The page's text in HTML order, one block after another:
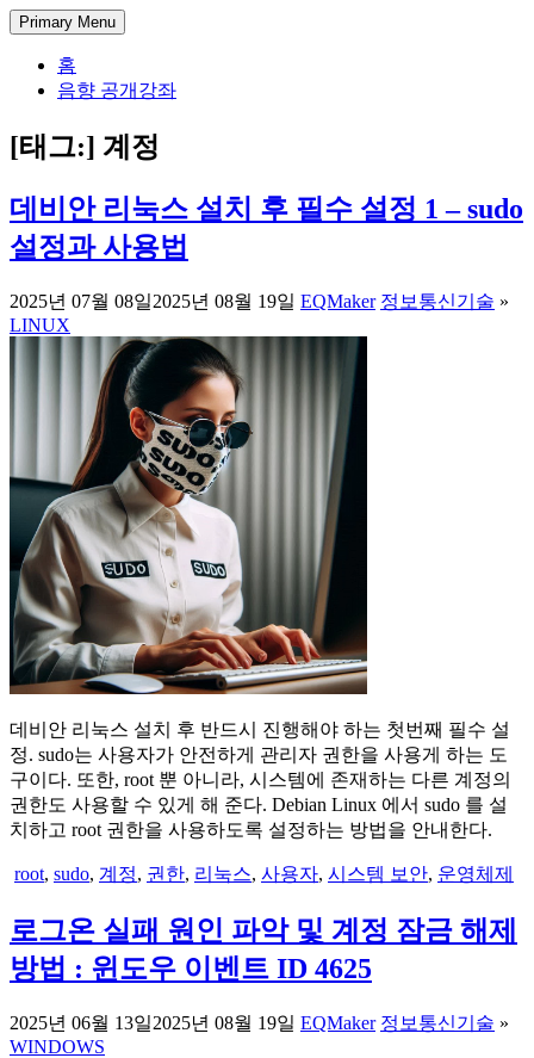
Skip
to
content
DectENG – 교양있는 엔지니어
1998년부터 한 길만 걸어온 미디어 엔지니어의 기술 블로그. 아
까지, 실무에서 사용되는 방송과 통신 그리고 정보 기술에 대한
경험과 가이드를 공유합니다.
Primary Menu
홈
음향 공개강좌
[태그:] 계정
데비안 리눅스 설치 후 필수 설정 1 – sudo
설정과 사용법
2025년 07월 08일2025년 08월 19일 EQMaker 정보통신기술 »
LINUX
데비안 리눅스 설치 후 반드시 진행해야 하는 첫번째 필수 설
정. sudo는 사용자가 안전하게 관리자 권한을 사용게 하는 도
구이다. 또한, root 뿐 아니라, 시스템에 존재하는 다른 계정의
권한도 사용할 수 있게 해 준다. Debian Linux 에서 sudo 를 설
치하고 root 권한을 사용하도록 설정하는 방법을 안내한다.
root, sudo, 계정, 권한, 리눅스, 사용자, 시스템 보안, 운영체제
로그온 실패 원인 파악 및 계정 잠금 해제
방법 : 윈도우 이벤트 ID 4625
2025년 06월 13일2025년 08월 19일 EQMaker 정보통신기술 »
WINDOWS